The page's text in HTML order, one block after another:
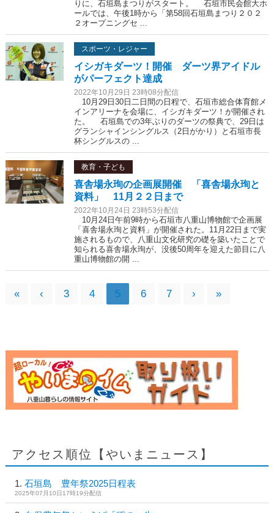
りに、石垣島まつりがスタート。 石垣市民会館大ホ
ールでは、午後1時から「第58回石垣島まつり２０２
２オープニングセ ...
スポーツ・レジャー
イシガキダーツ！開催 ダーツ界アイドル
がパーフェクト達成
2022年10月29日 23時08分配信
10月29日30日二日間の日程で、石垣市総合体育館メ
インアリーナを会場に、イシガキダーツ！が開催され
た。 石垣島での3年ぶりのダーツの祭典で、29日は
グランシャインシングルス（2日がかり）と石垣市長
杯シングルスの ...
教育・子ども
喜舎場永珣の企画展開催 「喜舎場永珣と
資料」 11月２２日まで
2022年10月24日 23時53分配信
10月24日午前9時から石垣市八重山博物館で企画展
「喜舎場永珣と資料」が開催された。11月22日まで実
施されるもので、八重山文化研究の礎を築いたことで
知られる喜舎場永珣が、没後50周年を迎えた節目に八
重山博物館の開 ...
« ‹ 3 4 5 6 7 › »
アクセス順位【やいまニュース】
石垣島 豊年祭2025日程表
2025年07月10日17時19分配信